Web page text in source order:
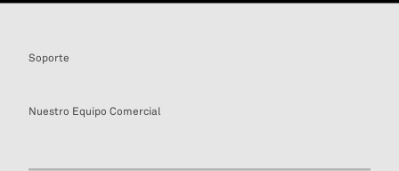
Soporte
Nuestro Equipo Comercial